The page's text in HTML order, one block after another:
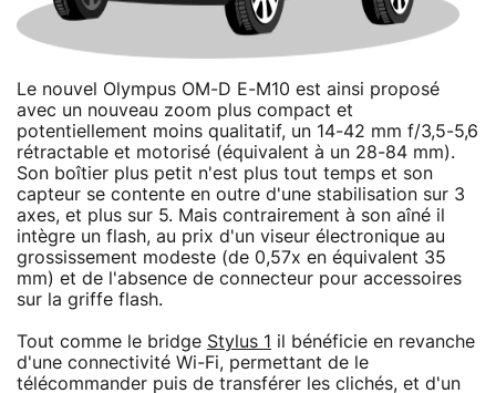
Le nouvel Olympus OM-D E-M10 est ainsi proposé
avec un nouveau zoom plus compact et
potentiellement moins qualitatif, un 14-42 mm f/3,5-5,6
rétractable et motorisé (équivalent à un 28-84 mm).
Son boîtier plus petit n'est plus tout temps et son
capteur se contente en outre d'une stabilisation sur 3
axes, et plus sur 5. Mais contrairement à son aîné il
intègre un flash, au prix d'un viseur électronique au
grossissement modeste (de 0,57x en équivalent 35
mm) et de l'absence de connecteur pour accessoires
sur la griffe flash.
Tout comme le bridge Stylus 1 il bénéficie en revanche
d'une connectivité Wi-Fi, permettant de le
télécommander puis de transférer les clichés, et d'un